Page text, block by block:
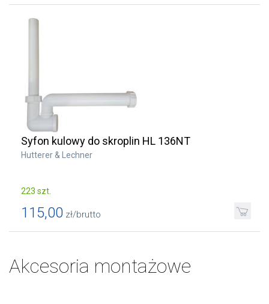
Syfon kulowy do skroplin HL 136NT
Hutterer & Lechner
223 szt.
115,00 zł/brutto
Akcesoria montażowe